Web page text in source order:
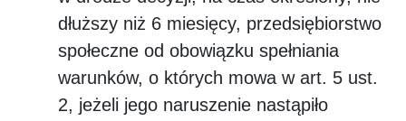
dłuższy niż 6 miesięcy, przedsiębiorstwo
społeczne od obowiązku spełniania
warunków, o których mowa w art. 5 ust.
2, jeżeli jego naruszenie nastąpiło